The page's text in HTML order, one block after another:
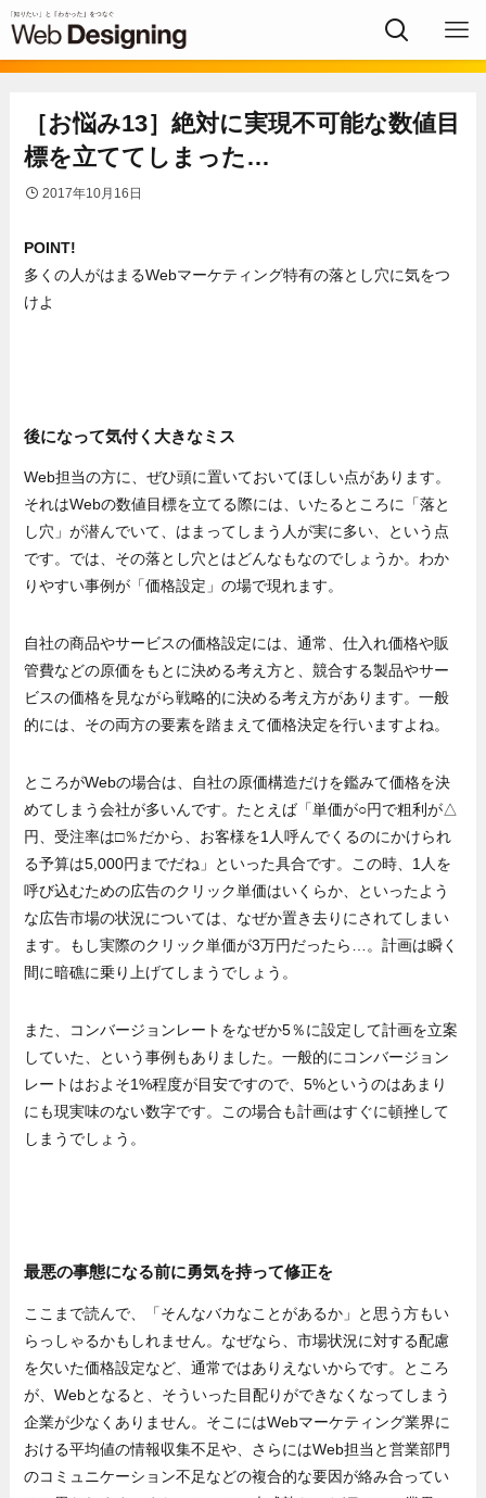
［お悩み13］絶対に実現不可能な数値目
標を立ててしまった…
2017年10月16日
POINT!
多くの人がはまるWebマーケティング特有の落とし穴に気をつ
けよ
後になって気付く大きなミス
Web担当の方に、ぜひ頭に置いておいてほしい点があります。
それはWebの数値目標を立てる際には、いたるところに「落と
し穴」が潜んでいて、はまってしまう人が実に多い、という点
です。では、その落とし穴とはどんなもなのでしょうか。わか
りやすい事例が「価格設定」の場で現れます。
自社の商品やサービスの価格設定には、通常、仕入れ価格や販
管費などの原価をもとに決める考え方と、競合する製品やサー
ビスの価格を見ながら戦略的に決める考え方があります。一般
的には、その両方の要素を踏まえて価格決定を行いますよね。
ところがWebの場合は、自社の原価構造だけを鑑みて価格を決
めてしまう会社が多いんです。たとえば「単価が○円で粗利が△
円、受注率は□％だから、お客様を1人呼んでくるのにかけられ
る予算は5,000円までだね」といった具合です。この時、1人を
呼び込むための広告のクリック単価はいくらか、といったよう
な広告市場の状況については、なぜか置き去りにされてしまい
ます。もし実際のクリック単価が3万円だったら…。計画は瞬く
間に暗礁に乗り上げてしまうでしょう。
また、コンバージョンレートをなぜか5％に設定して計画を立案
していた、という事例もありました。一般的にコンバージョン
レートはおよそ1%程度が目安ですので、5%というのはあまり
にも現実味のない数字です。この場合も計画はすぐに頓挫して
しまうでしょう。
最悪の事態になる前に勇気を持って修正を
ここまで読んで、「そんなバカなことがあるか」と思う方もい
らっしゃるかもしれません。なぜなら、市場状況に対する配慮
を欠いた価格設定など、通常ではありえないからです。ところ
が、Webとなると、そういった目配りができなくなってしまう
企業が少なくありません。そこにはWebマーケティング業界に
おける平均値の情報収集不足や、さらにはWeb担当と営業部門
のコミュニケーション不足などの複合的な要因が絡み合ってい